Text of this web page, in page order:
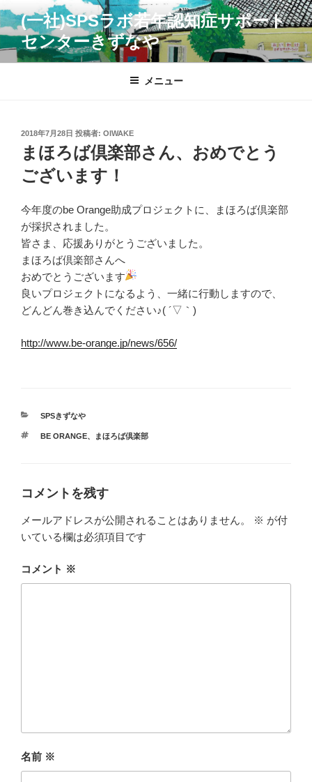
コ
ン
(一社)SPSラボ若年認知症サポート
センターきずなや
メニュー
投
日:
2018年7月28日 投稿者: OIWAKE
まほろば倶楽部さん、おめでとう
ございます！
今年度のbe Orange助成プロジェクトに、まほろば倶楽部
が採択されました。
皆さま、応援ありがとうございました。
まほろば倶楽部さんへ
おめでとうございます
良いプロジェクトになるよう、一緒に行動しますので、
どんどん巻き込んでください♪( ´▽｀)
http://www.be-orange.jp/news/656/
カ
ゴ
SPSきずなや
タ
BE ORANGE、 まほろば倶楽部
コメントを残す
メールアドレスが公開されることはありません。 ※ が付
いている欄は必須項目です
コメント ※
名前 ※